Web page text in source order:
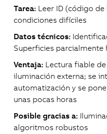
Tarea: Leer ID (código
condiciones difíciles
Datos técnicos:
Superficies parcialmente
Ventaja: Lectura fiable
iluminación externa; se
automatización y se
unas pocas horas
Posible gracias a:
algoritmos robustos